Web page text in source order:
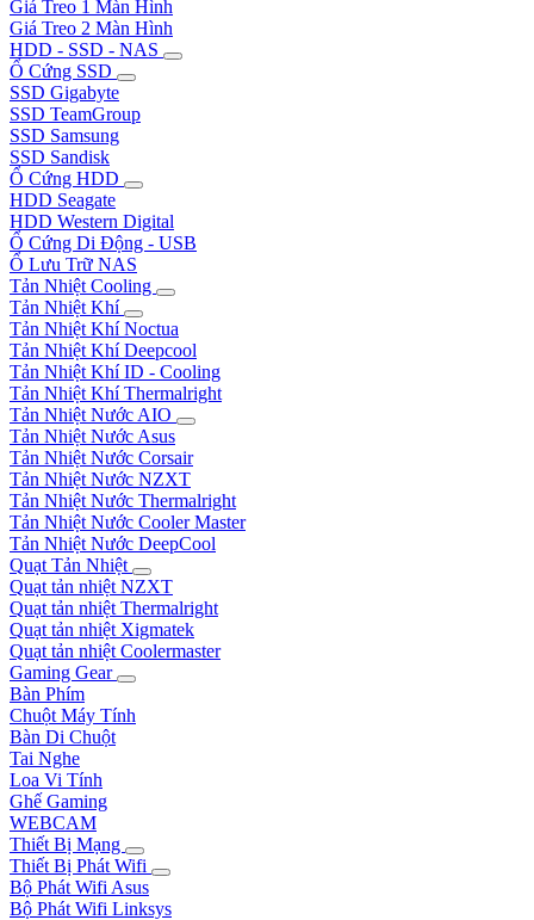
Giá Treo 1 Màn Hình
Giá Treo 2 Màn Hình
HDD - SSD - NAS
Ổ Cứng SSD
SSD Gigabyte
SSD TeamGroup
SSD Samsung
SSD Sandisk
Ổ Cứng HDD
HDD Seagate
HDD Western Digital
Ổ Cứng Di Động - USB
Ổ Lưu Trữ NAS
Tản Nhiệt Cooling
Tản Nhiệt Khí
Tản Nhiệt Khí Noctua
Tản Nhiệt Khí Deepcool
Tản Nhiệt Khí ID - Cooling
Tản Nhiệt Khí Thermalright
Tản Nhiệt Nước AIO
Tản Nhiệt Nước Asus
Tản Nhiệt Nước Corsair
Tản Nhiệt Nước NZXT
Tản Nhiệt Nước Thermalright
Tản Nhiệt Nước Cooler Master
Tản Nhiệt Nước DeepCool
Quạt Tản Nhiệt
Quạt tản nhiệt NZXT
Quạt tản nhiệt Thermalright
Quạt tản nhiệt Xigmatek
Quạt tản nhiệt Coolermaster
Gaming Gear
Bàn Phím
Chuột Máy Tính
Bàn Di Chuột
Tai Nghe
Loa Vi Tính
Ghế Gaming
WEBCAM
Thiết Bị Mạng
Thiết Bị Phát Wifi
Bộ Phát Wifi Asus
Bộ Phát Wifi Linksys